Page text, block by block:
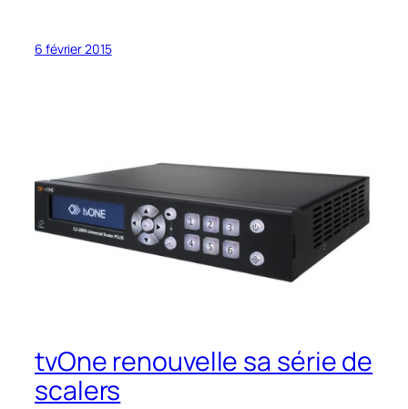
6 février 2015
tvOne renouvelle sa série de
scalers